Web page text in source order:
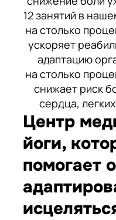
12 занятий в
на столько
ускоряет
адаптацию
на столько
снижает риск
сердца,
Центр
йоги,
помогает